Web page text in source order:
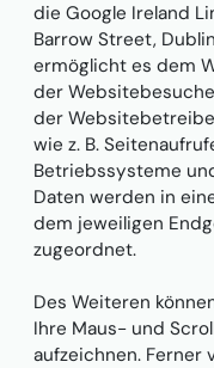
die Google Ireland
Barrow Street,
ermöglicht es dem
der
der
wie z. B.
Betriebssysteme
Daten werden in
dem jeweiligen
zugeordnet.
Des Weiteren
Ihre Maus- und
aufzeichnen. Ferner